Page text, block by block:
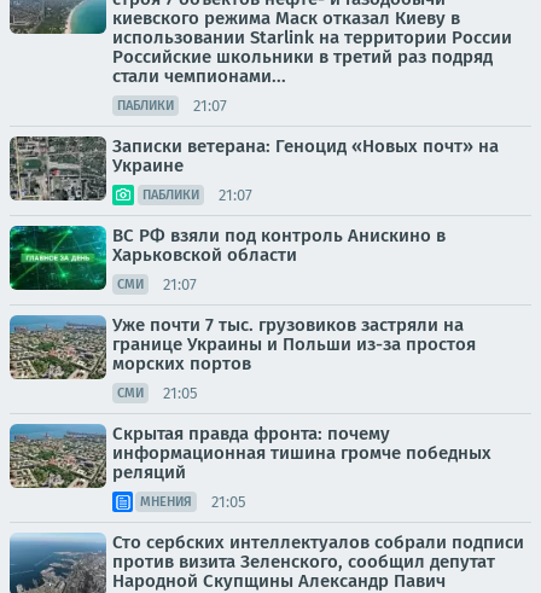
киевского режима Маск отказал Киеву в
использовании Starlink на территории России
Российские школьники в третий раз подряд
стали чемпионами...
ПАБЛИКИ 21:07
Записки ветерана: Геноцид «Новых почт» на
Украине
ПАБЛИКИ 21:07
ВС РФ взяли под контроль Анискино в
Харьковской области
СМИ 21:07
Уже почти 7 тыс. грузовиков застряли на
границе Украины и Польши из-за простоя
морских портов
СМИ 21:05
Скрытая правда фронта: почему
информационная тишина громче победных
реляций
МНЕНИЯ 21:05
Сто сербских интеллектуалов собрали подписи
против визита Зеленского, сообщил депутат
Народной Скупщины Александр Павич